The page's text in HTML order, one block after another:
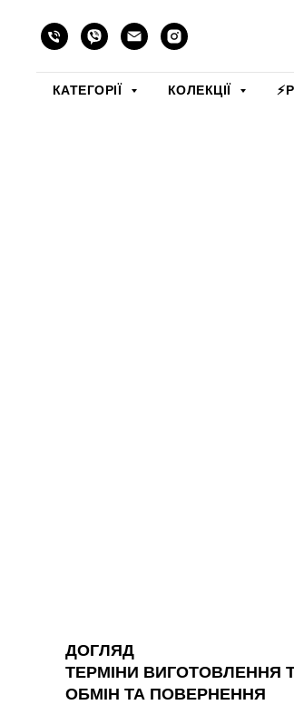
КАТЕГОРІЇ КОЛЕКЦІЇ
ДОГЛЯД
ТЕРМІНИ ВИГОТОВЛЕННЯ
ОБМІН ТА ПОВЕРНЕННЯ